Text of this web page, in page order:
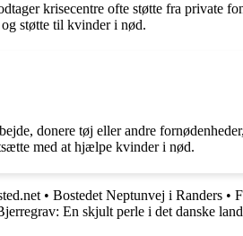
krisecentre ofte støtte fra private
støtte til kvinder i nød.
donere tøj eller andre
med at hjælpe kvinder i nød.
• Bostedet Neptunvej i Randers •
En skjult perle i det danske